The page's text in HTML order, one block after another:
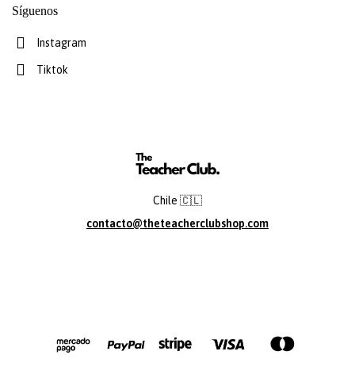
Síguenos
Instagram
Tiktok
Chile 🇨🇱
contacto@theteacherclubshop.com